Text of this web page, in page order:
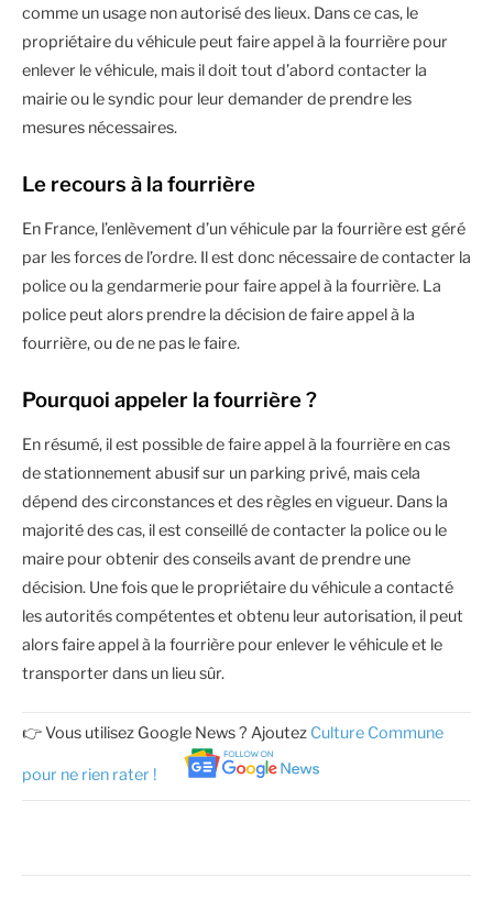
comme un usage non autorisé des lieux. Dans ce cas, le
propriétaire du véhicule peut faire appel à la fourrière pour
enlever le véhicule, mais il doit tout d’abord contacter la
mairie ou le syndic pour leur demander de prendre les
mesures nécessaires.
Le recours à la fourrière
En France, l’enlèvement d’un véhicule par la fourrière est géré
par les forces de l’ordre. Il est donc nécessaire de contacter la
police ou la gendarmerie pour faire appel à la fourrière. La
police peut alors prendre la décision de faire appel à la
fourrière, ou de ne pas le faire.
Pourquoi appeler la fourrière ?
En résumé, il est possible de faire appel à la fourrière en cas
de stationnement abusif sur un parking privé, mais cela
dépend des circonstances et des règles en vigueur. Dans la
majorité des cas, il est conseillé de contacter la police ou le
maire pour obtenir des conseils avant de prendre une
décision. Une fois que le propriétaire du véhicule a contacté
les autorités compétentes et obtenu leur autorisation, il peut
alors faire appel à la fourrière pour enlever le véhicule et le
transporter dans un lieu sûr.
👉 Vous utilisez Google News ? Ajoutez Culture Commune
pour ne rien rater !